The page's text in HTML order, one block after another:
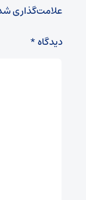
علامت‌گذاری
دیدگاه*